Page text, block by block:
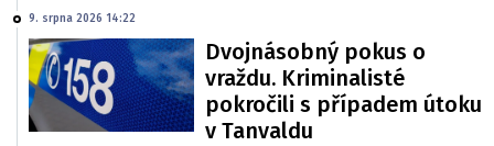
9. srpna 2026 14:22
Dvojnásobný pokus o
vraždu. Kriminalisté
pokročili s případem útoku
v Tanvaldu